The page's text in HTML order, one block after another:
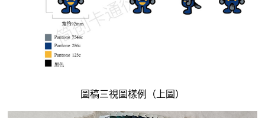
圖稿三視圖樣例（上圖）